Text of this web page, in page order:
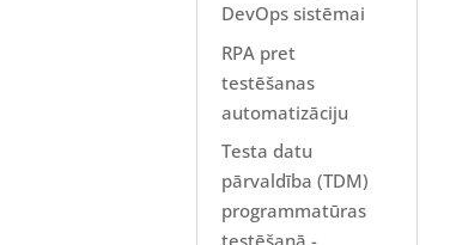
DevOps sistēmai
RPA pret
testēšanas
automatizāciju
Testa datu
pārvaldība (TDM)
programmatūras
testēšanā -